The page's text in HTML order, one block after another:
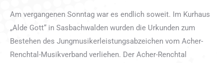
Am vergangenen Sonntag war es endlich soweit. Im Kurhaus
„Alde Gott“ in Sasbachwalden wurden die Urkunden zum
Bestehen des Jungmusikerleistungsabzeichen vom Acher-
Renchtal-Musikverband verliehen. Der Acher-Renchtal